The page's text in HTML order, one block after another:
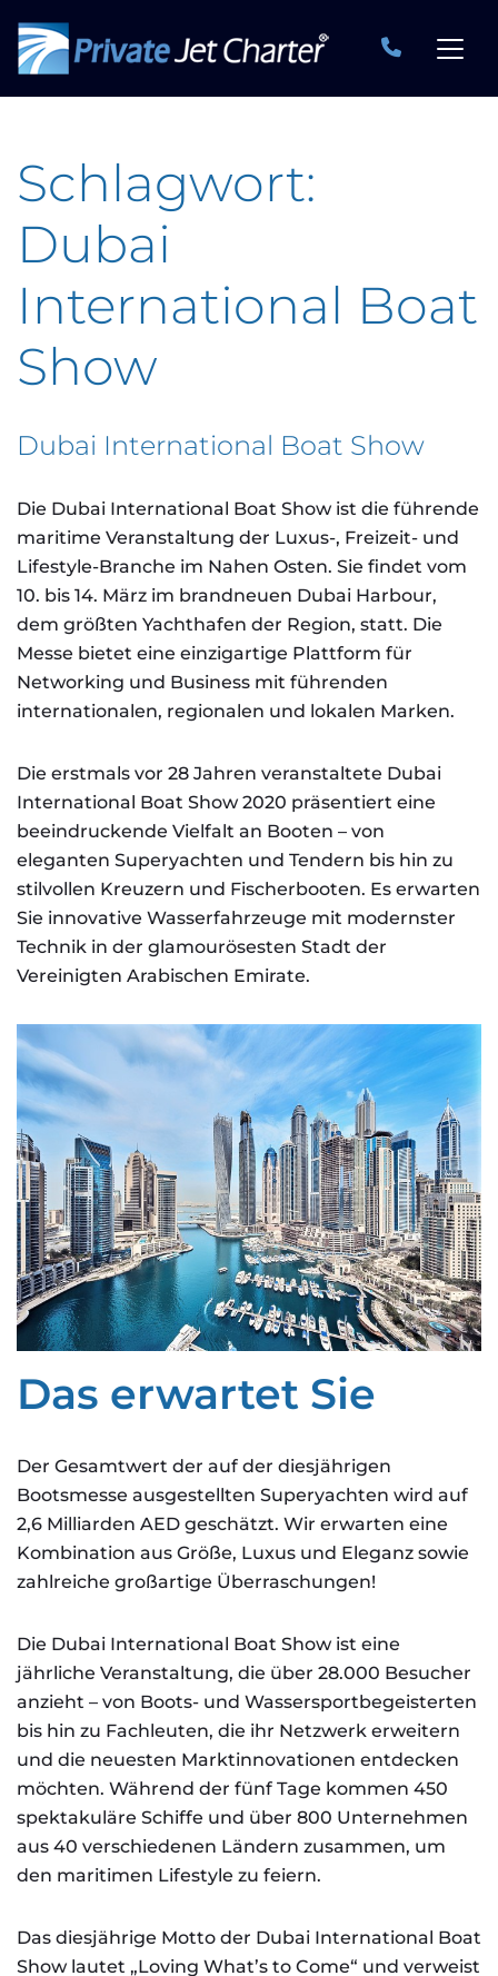
Schlagwort:
Dubai
International Boat
Show
Dubai International Boat Show
Die Dubai International Boat Show ist die führende
maritime Veranstaltung der Luxus-, Freizeit- und
Lifestyle-Branche im Nahen Osten. Sie findet vom
10. bis 14. März im brandneuen Dubai Harbour,
dem größten Yachthafen der Region, statt. Die
Messe bietet eine einzigartige Plattform für
Networking und Business mit führenden
internationalen, regionalen und lokalen Marken.
Die erstmals vor 28 Jahren veranstaltete Dubai
International Boat Show 2020 präsentiert eine
beeindruckende Vielfalt an Booten – von
eleganten Superyachten und Tendern bis hin zu
stilvollen Kreuzern und Fischerbooten. Es erwarten
Sie innovative Wasserfahrzeuge mit modernster
Technik in der glamourösesten Stadt der
Vereinigten Arabischen Emirate.
Das erwartet Sie
Der Gesamtwert der auf der diesjährigen
Bootsmesse ausgestellten Superyachten wird auf
2,6 Milliarden AED geschätzt. Wir erwarten eine
Kombination aus Größe, Luxus und Eleganz sowie
zahlreiche großartige Überraschungen!
Die Dubai International Boat Show ist eine
jährliche Veranstaltung, die über 28.000 Besucher
anzieht – von Boots- und Wassersportbegeisterten
bis hin zu Fachleuten, die ihr Netzwerk erweitern
und die neuesten Marktinnovationen entdecken
möchten. Während der fünf Tage kommen 450
spektakuläre Schiffe und über 800 Unternehmen
aus 40 verschiedenen Ländern zusammen, um
den maritimen Lifestyle zu feiern.
Das diesjährige Motto der Dubai International Boat
Show lautet „Loving What’s to Come“ und verweist